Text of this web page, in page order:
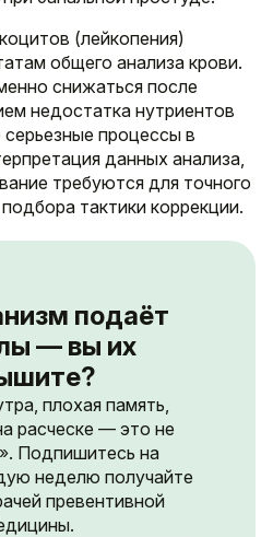
(лейкопения)
общего анализа крови.
снижаться после
недостатка нутриентов
процессы в
данных анализа,
требуются для точного
тактики коррекции.
подаёт
— вы их
плохая память,
расческе — это не
Подпишитесь на
неделю получайте
превентивной